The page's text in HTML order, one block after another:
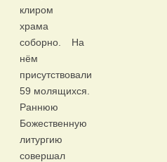
клиром
храма
соборно. На
нём
присутствовали
59 молящихся.
Раннюю
Божественную
литургию
совершал